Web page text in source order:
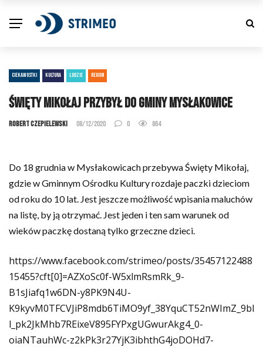
CIEKAWOSTKI KULTURA LUDZIE REGION
Święty Mikołaj przybył do gminy Mysłakowice
Robert Czepielewski 08/12/2020 0 864
Do 18 grudnia w Mysłakowicach przebywa Święty Mikołaj,
gdzie w Gminnym Ośrodku Kultury rozdaje paczki dzieciom
od roku do 10 lat. Jest jeszcze możliwość wpisania maluchów
na listę, by ją otrzymać. Jest jeden i ten sam warunek od
wieków paczkę dostaną tylko grzeczne dzieci.
https://www.facebook.com/strimeo/posts/35457122488
15455?cft[0]=AZXoSc0f-W5xlmRsmRk_9-
B1sJiafq1w6DN-y8PK9N4U-
K9kyvM0TFCVJiP8mdb6TiMO9yf_38YquCT52nWImZ_9bl
l_pk2JkMhb7REixeV895FYPxgUGwurAkg4_0-
oiaNTauhWc-z2kPk3r27YjK3ibhthG4joDOHd7-